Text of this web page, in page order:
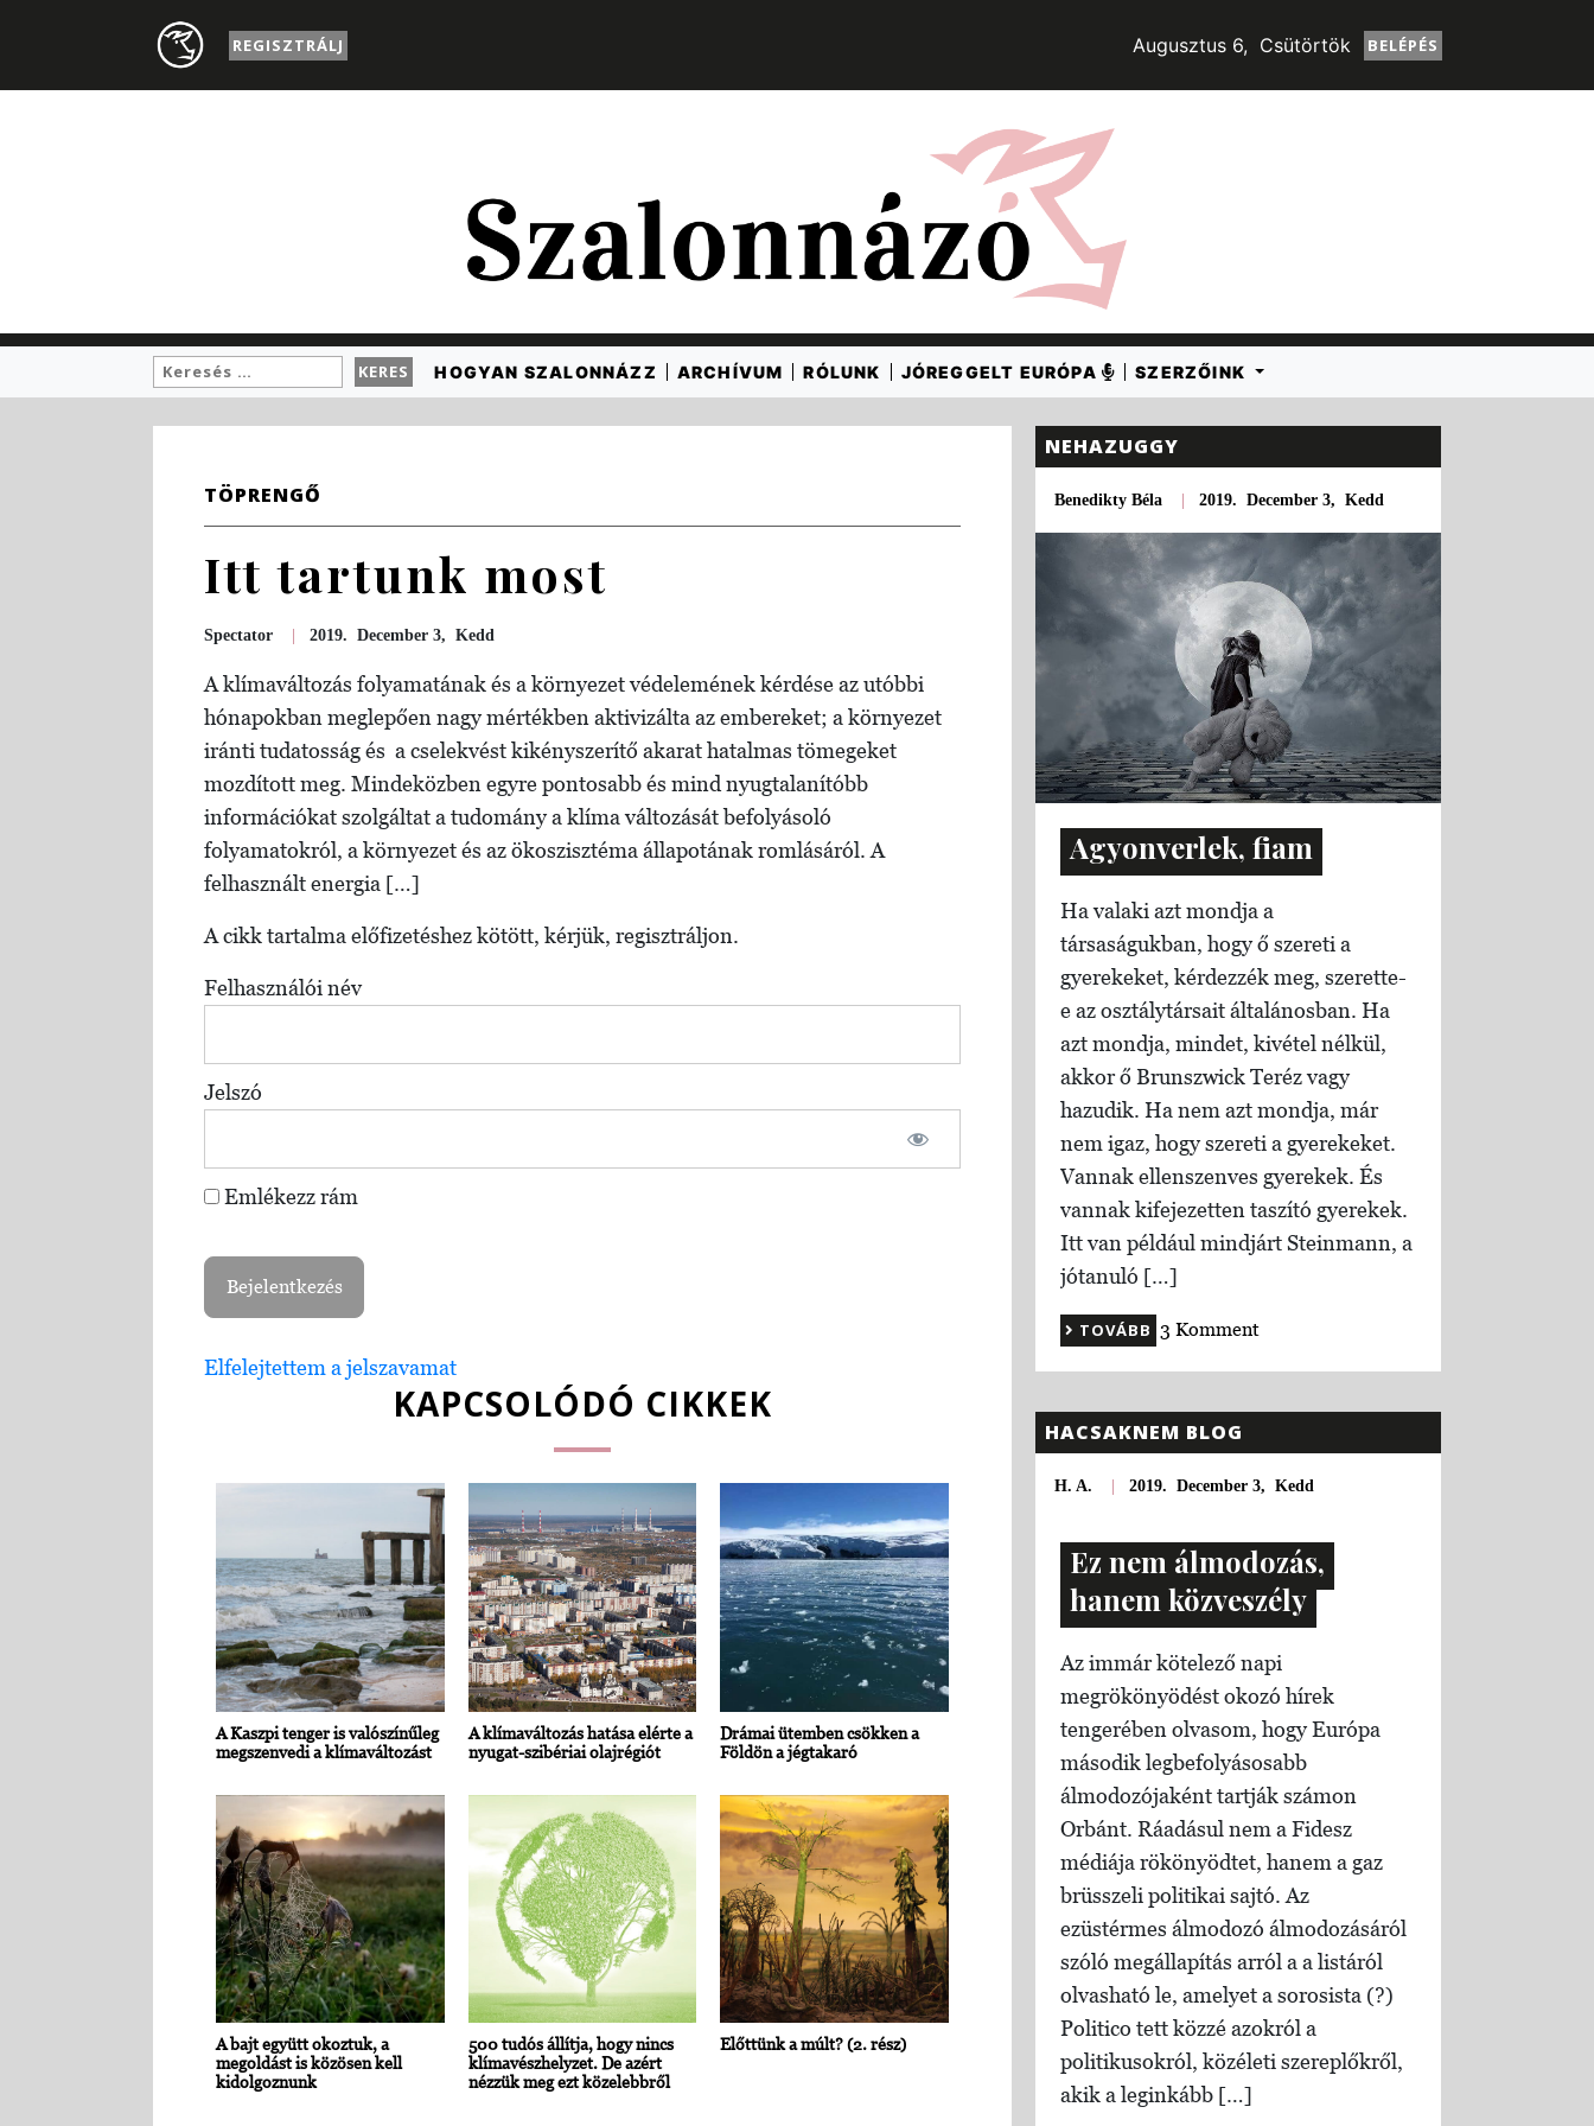
REGISZTRÁLJ Augusztus 6, Csütörtök BELÉPÉS
HOGYAN SZALONNÁZZ ARCHÍVUM RÓLUNK JÓREGGELT EURÓPA SZERZŐINK
TÖPRENGŐ
Itt tartunk most
Spectator |2019. December 3, Kedd
A klímaváltozás folyamatának és a környezet védelemének kérdése az utóbbi
hónapokban meglepően nagy mértékben aktivizálta az embereket; a környezet
iránti tudatosság és a cselekvést kikényszerítő akarat hatalmas tömegeket
mozdított meg. Mindeközben egyre pontosabb és mind nyugtalanítóbb
információkat szolgáltat a tudomány a klíma változását befolyásoló
folyamatokról, a környezet és az ökoszisztéma állapotának romlásáról. A
felhasznált energia […]
A cikk tartalma előfizetéshez kötött, kérjük, regisztráljon.
Felhasználói név
Jelszó
Emlékezz rám
Elfelejtettem a jelszavamat
KAPCSOLÓDÓ CIKKEK
A Kaszpi tenger is valószínűleg
megszenvedi a klímaváltozást
A klímaváltozás hatása elérte a
nyugat-szibériai olajrégiót
Drámai ütemben csökken a
Földön a jégtakaró
A bajt együtt okoztuk, a
megoldást is közösen kell
kidolgoznunk
500 tudós állítja, hogy nincs
klímavészhelyzet. De azért
nézzük meg ezt közelebbről
Előttünk a múlt? (2. rész)
NEHAZUGGY
Benedikty Béla |2019. December 3, Kedd
Agyonverlek, fiam
Ha valaki azt mondja a
társaságukban, hogy ő szereti a
gyerekeket, kérdezzék meg, szerette-
e az osztálytársait általánosban. Ha
azt mondja, mindet, kivétel nélkül,
akkor ő Brunszwick Teréz vagy
hazudik. Ha nem azt mondja, már
nem igaz, hogy szereti a gyerekeket.
Vannak ellenszenves gyerekek. És
vannak kifejezetten taszító gyerekek.
Itt van például mindjárt Steinmann, a
jótanuló […]
TOVÁBB 3 Komment
HACSAKNEM BLOG
H. A. |2019. December 3, Kedd
Ez nem álmodozás,
hanem közveszély
Az immár kötelező napi
megrökönyödést okozó hírek
tengerében olvasom, hogy Európa
második legbefolyásosabb
álmodozójaként tartják számon
Orbánt. Ráadásul nem a Fidesz
médiája rökönyödtet, hanem a gaz
brüsszeli politikai sajtó. Az
ezüstérmes álmodozó álmodozásáról
szóló megállapítás arról a a listáról
olvasható le, amelyet a sorosista (?)
Politico tett közzé azokról a
politikusokról, közéleti szereplőkről,
akik a leginkább […]